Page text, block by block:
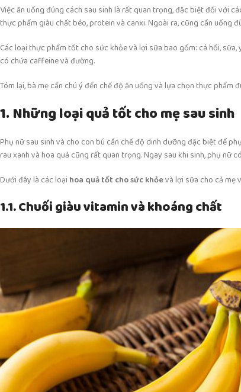
Việc ăn uống đúng cách sau sinh là rất quan trọng, đặc biệt đối với
thực phẩm giàu chất béo, protein và canxi. Ngoài ra, cũng cần uống
Các loại thực phẩm tốt cho sức khỏe và lợi sữa bao gồm: cá hồi,
có chứa caffeine và đường.
Tóm lại, bà mẹ cần chú ý đến chế độ ăn uống và lựa chọn thực
1. Những loại quả tốt cho mẹ sau sinh
Phụ nữ sau sinh và cho con bú cần chế độ dinh dưỡng đặc biệt để
rau xanh và hoa quả cũng rất quan trọng. Ngay sau khi sinh, phụ nữ
Dưới đây là các loại hoa quả tốt cho sức khỏevà lợi sữa cho cả mẹ
1.1. Chuối giàu vitamin và khoáng chất